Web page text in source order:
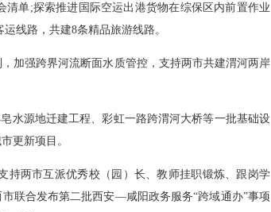
单;探索推进国际空运出港货物在综保区内前置作业
线路，共建8条精品旅游线路。
强跨界河流断面水质管控，支持两市共建渭河两岸
源地迁建工程、彩虹一路跨渭河大桥等一批基础设
更新项目。
两市互派优秀校（园）长、教师挂职锻炼、跟岗学
联合发布第二批西安—咸阳政务服务“跨域通办”事项